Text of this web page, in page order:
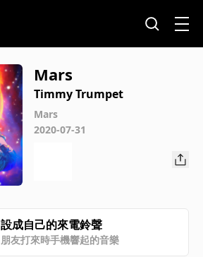
Mars
Timmy Trumpet
Mars
2020-07-31
設成自己的來電鈴聲
朋友打來時手機響起的音樂